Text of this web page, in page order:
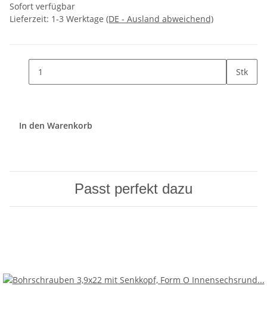
Sofort verfügbar
Lieferzeit: 1-3 Werktage (DE - Ausland abweichend)
Stk
In den Warenkorb
Passt perfekt dazu